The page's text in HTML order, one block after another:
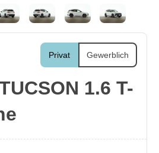
Privat Gewerblich
1.6 T-